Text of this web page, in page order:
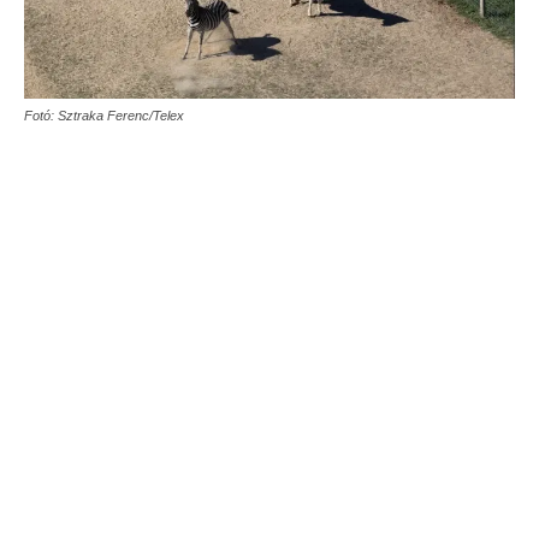
Fotó: Sztraka Ferenc/Telex